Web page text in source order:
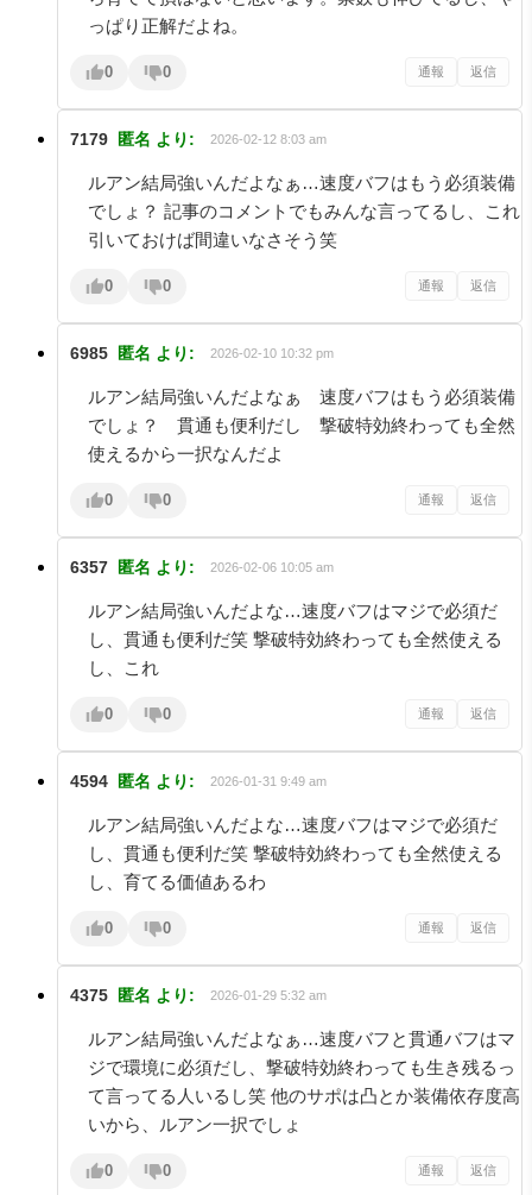
っぱり正解だよね。
0 0 通報 返信
7179 匿名 より: 2026-02-12 8:03 am
ルアン結局強いんだよなぁ…速度バフはもう必須装備
でしょ？ 記事のコメントでもみんな言ってるし、これ
引いておけば間違いなさそう笑
0 0 通報 返信
6985 匿名 より: 2026-02-10 10:32 pm
ルアン結局強いんだよなぁ 速度バフはもう必須装備
でしょ？ 貫通も便利だし 撃破特効終わっても全然
使えるから一択なんだよ
0 0 通報 返信
6357 匿名 より: 2026-02-06 10:05 am
ルアン結局強いんだよな…速度バフはマジで必須だ
し、貫通も便利だ笑 撃破特効終わっても全然使える
し、これ
0 0 通報 返信
4594 匿名 より: 2026-01-31 9:49 am
ルアン結局強いんだよな…速度バフはマジで必須だ
し、貫通も便利だ笑 撃破特効終わっても全然使える
し、育てる価値あるわ
0 0 通報 返信
4375 匿名 より: 2026-01-29 5:32 am
ルアン結局強いんだよなぁ…速度バフと貫通バフはマ
ジで環境に必須だし、撃破特効終わっても生き残るっ
て言ってる人いるし笑 他のサポは凸とか装備依存度高
いから、ルアン一択でしょ
0 0 通報 返信